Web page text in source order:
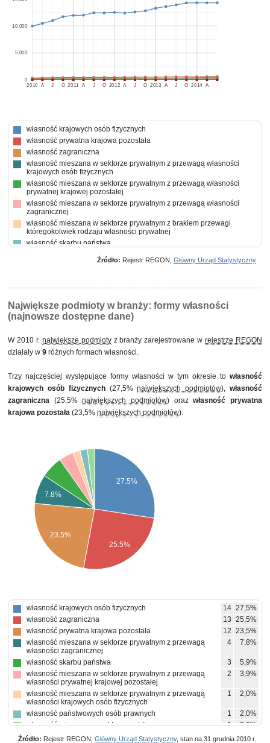
2010 2011 2012 2013 2014
A J O A J O A J O A J O A
0
5,000
10,000
własność krajowych osób fizycznych
własność prywatna krajowa pozostała
własność zagraniczna
własność mieszana w sektorze prywatnym z przewagą własności
krajowych osób fizycznych
własność mieszana w sektorze prywatnym z przewagą własności
prywatnej krajowej pozostałej
własność mieszana w sektorze prywatnym z przewagą własności
zagranicznej
własność mieszana w sektorze prywatnym z brakiem przewagi
któregokolwiek rodzaju własności prywatnej
własność skarbu państwa
własność państwowych osób prawnych
własność mieszana między sektorami z przewagą własności sektora
Źródło: Rejestr REGON, Główny Urząd Statystyczny
Największe podmioty w branży: formy własności
(najnowsze dostępne dane)
W 2010 r. największe podmiotyz branży zarejestrowane wrejestrze REGON
działały w 9 różnych formach własności.
Trzy najczęściej występujące formy własności w tym okresie to własność
krajowych osób fizycznych(27,5%największych podmiotów),własność
zagraniczna (25,5%największych podmiotów) orazwłasność prywatna
krajowa pozostała (23,5% największych podmiotów).
27.5%
7.8%
23.5%
25.5%
własność krajowych osób fizycznych 14 27,5%
własność zagraniczna
13 25,5%
własność prywatna krajowa pozostała
12 23,5%
własność mieszana w sektorze prywatnym z przewagą
własności zagranicznej
4 7,8%
własność skarbu państwa 3
5,9%
własność mieszana w sektorze prywatnym z przewagą
własności prywatnej krajowej pozostałej
2 3,9%
własność mieszana w sektorze prywatnym z przewagą
własności krajowych osób fizycznych
1 2,0%
własność państwowych osób prawnych 1
2,0%
własność mieszana w sektorze publicznym z przewagą
własności państwowych osób prawnych
1 2,0%
Źródło: Rejestr REGON, Główny Urząd Statystyczny, stan na 31 grudnia 2010 r.